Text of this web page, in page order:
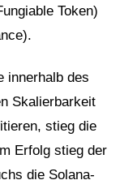
Token)
innerhalb des
Skalierbarkeit
stieg die
Erfolg stieg der
die Solana-